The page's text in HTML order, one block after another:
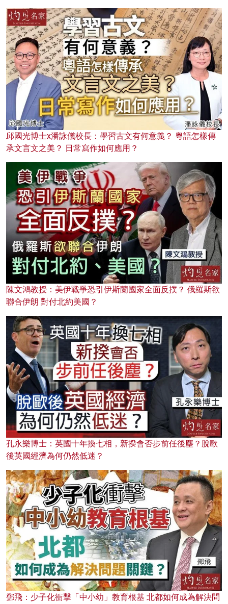
邱國光博士x潘詠儀校長：學習古文有何意義？ 粵語怎樣傳
承文言文之美？ 日常寫作如何應用？
陳文鴻教授：美伊戰爭恐引伊斯蘭國家全面反撲？ 俄羅斯欲
聯合伊朗 對付北約美國？
孔永樂博士：英國十年換七相，新揆會否步前任後塵？脫歐
後英國經濟為何仍然低迷？
鄧飛：少子化衝擊「中小幼」教育根基 北都如何成為解決問